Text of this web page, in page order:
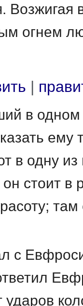
Возжигая
огнем
|
в
ему
в одну
он стоит
с
ударов